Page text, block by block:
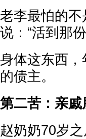
老李最怕的
说：“活到那
身体这东西
的债主。
第二苦：亲
赵奶奶70岁